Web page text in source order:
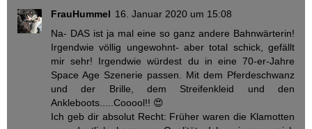
FrauHummel 16. Januar 2020 um 15:08
Na- DAS ist ja mal eine so ganz andere Bahnwärterin!
Irgendwie völlig ungewohnt- aber total schick, gefällt
mir sehr! Irgendwie würdest du in eine 70-er-Jahre
Space Age Szenerie passen. Mit dem Pferdeschwanz
und der Brille, dem Streifenkleid und den
Ankleboots.....Cooool!! 😍
Ich geb dir absolut Recht: Früher waren die Klamotten